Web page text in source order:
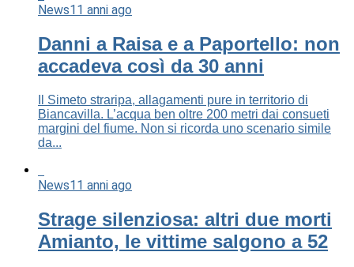
News11 anni ago
Danni a Raisa e a Paportello: non
accadeva così da 30 anni
Il Simeto straripa, allagamenti pure in territorio di
Biancavilla. L’acqua ben oltre 200 metri dai consueti
margini del fiume. Non si ricorda uno scenario simile
da...
News11 anni ago
Strage silenziosa: altri due morti
Amianto, le vittime salgono a 52